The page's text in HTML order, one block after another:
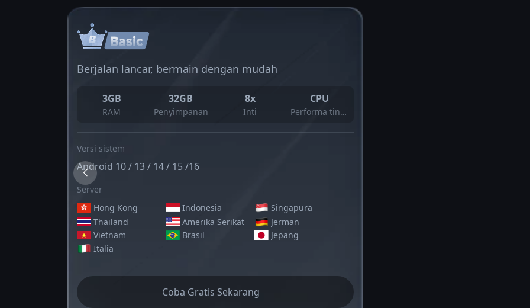
Berjalan lancar, bermain dengan mudah
3GB
RAM
32GB
Penyimpanan
8x
Inti
CPU
Performa tinggi
Versi sistem
Android 10 / 13 / 14 / 15 /16
Server
Hong Kong
Indonesia
Singapura
Thailand
Amerika Serikat
Jerman
Vietnam
Brasil
Jepang
Italia
Coba Gratis Sekarang